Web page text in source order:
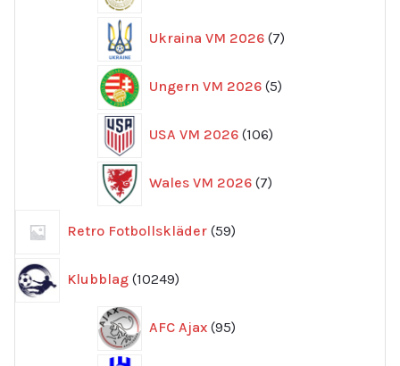
Ukraina VM 2026 7
produkter
Ungern VM 2026 5
produkter
USA VM 2026 106
produkter
Wales VM 2026 7
produkter
Retro Fotbollskläder 59
produkter
Klubblag 10249
produkter
AFC Ajax 95
produkter